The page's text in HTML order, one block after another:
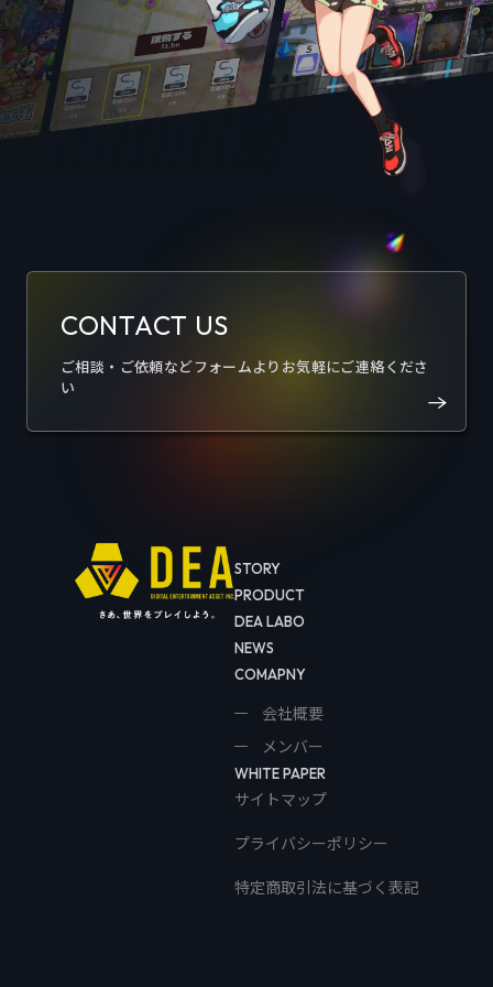
CONTACT US
ご相談・ご依頼などフォームよりお気軽にご連絡くださ
い
STORY
PRODUCT
DEA LABO
NEWS
COMAPNY
会社概要
メンバー
WHITE PAPER
サイトマップ
プライバシーポリシー
特定商取引法に基づく表記